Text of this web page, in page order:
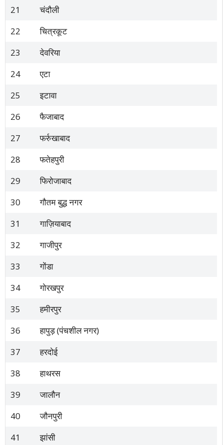
21
चंदौली
22
चित्रकूट
23
देवरिया
24
एटा
25
इटावा
26
फैजाबाद
27
फर्रुखाबाद
28
फतेहपुरी
29
फिरोजाबाद
30
गौतम बुद्ध नगर
31
गाज़ियाबाद
32
गाजीपुर
33
गोंडा
34
गोरखपुर
35
हमीरपुर
36
हापुड़ (पंचशील नगर)
37
हरदोई
38
हाथरस
39
जालौन
40
जौनपुरी
41
झांसी